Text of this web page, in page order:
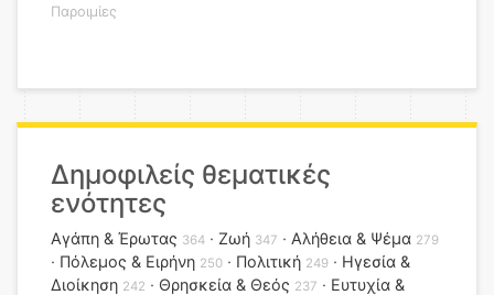
Παροιμίες
Δημοφιλείς θεματικές
ενότητες
Αγάπη & Έρωτας 364 Ζωή 347 Αλήθεια & Ψέμα 279
Πόλεμος & Ειρήνη 250 Πολιτική 249
Ηγεσία &
Διοίκηση 242 Θρησκεία & Θεός 237
Ευτυχία &